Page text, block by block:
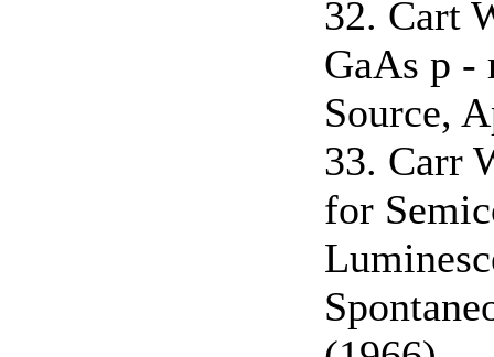
32. Cart
GaAs р -
Source,
33. Carr
for